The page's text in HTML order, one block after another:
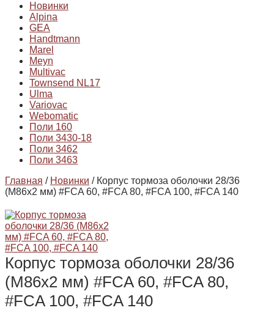
Новинки
Alpina
GEA
Handtmann
Marel
Meyn
Multivac
Townsend NL17
Ulma
Variovac
Webomatic
Поли 160
Поли 3430-18
Поли 3462
Поли 3463
Главная / Новинки / Корпус тормоза оболочки 28/36
(М86х2 мм) #FCA 60, #FCA 80, #FCA 100, #FCA 140
Корпус тормоза оболочки 28/36
(М86х2 мм) #FCA 60, #FCA 80,
#FCA 100, #FCA 140